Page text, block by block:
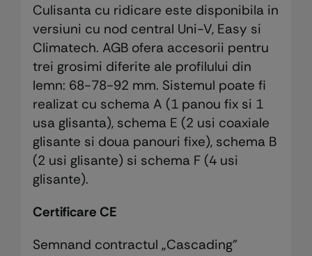
Culisanta cu ridicare este disponibila in
versiuni cu nod central Uni-V, Easy si
Climatech. AGB ofera accesorii pentru
trei grosimi diferite ale profilului din
lemn: 68-78-92 mm. Sistemul poate fi
realizat cu schema A (1 panou fix si 1
usa glisanta), schema E (2 usi coaxiale
glisante si doua panouri fixe), schema B
(2 usi glisante) si schema F (4 usi
glisante).
Certificare CE
Semnand contractul „Cascading”